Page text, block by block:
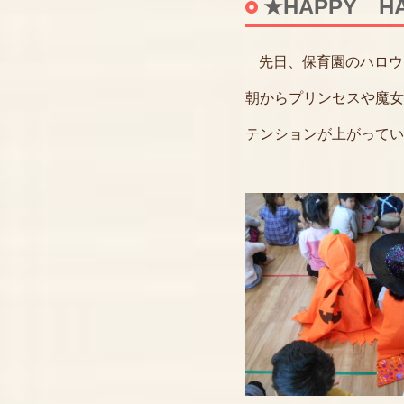
★HAPPY
先日、保育園のハロ
朝からプリンセスや魔
テンションが上がって